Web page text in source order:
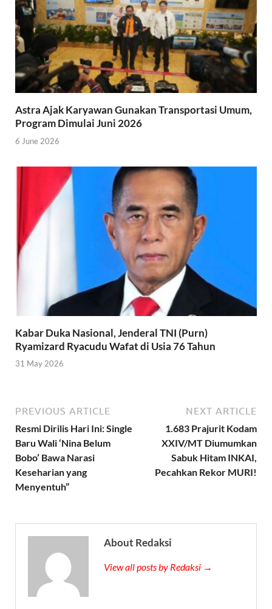
Astra Ajak Karyawan Gunakan Transportasi Umum,
Program Dimulai Juni 2026
6 June 2026
Kabar Duka Nasional, Jenderal TNI (Purn)
Ryamizard Ryacudu Wafat di Usia 76 Tahun
31 May 2026
PREVIOUS ARTICLE
Resmi Dirilis Hari Ini: Single
Baru Wali ‘Nina Belum
Bobo’ Bawa Narasi
Keseharian yang
Menyentuh”
NEXT ARTICLE
1.683 Prajurit Kodam
XXIV/MT Diumumkan
Sabuk Hitam INKAI,
Pecahkan Rekor MURI!
About Redaksi
View all posts by Redaksi →